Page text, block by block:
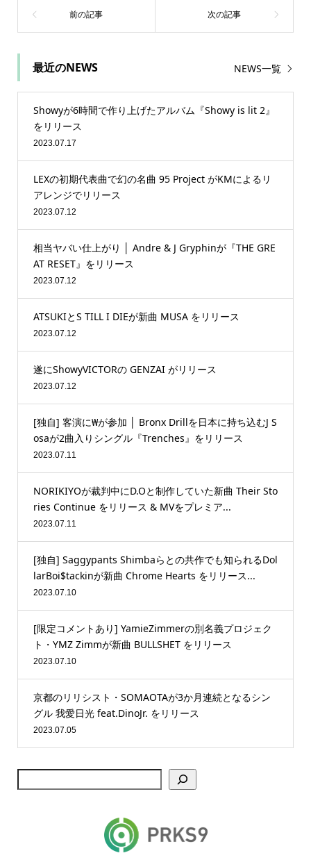
最近のNEWS NEWS一覧
Showyが6時間で作り上げたアルバム『Showy is lit 2』
をリリース
2023.07.17
LEXの初期代表曲で幻の名曲 95 Project がKMによるリ
アレンジでリリース
2023.07.12
相当ヤバい仕上がり │ Andre & J Gryphinが『THE GRE
AT RESET』をリリース
2023.07.12
ATSUKIとS TILL I DIEが新曲 MUSA をリリース
2023.07.12
遂にShowyVICTORの GENZAI がリリース
2023.07.12
[独自] 客演に₩が参加 │ Bronx Drillを日本に持ち込むJ S
osaが2曲入りシングル『Trenches』をリリース
2023.07.11
NORIKIYOが裁判中にD.Oと制作していた新曲 Their Sto
ries Continue をリリース & MVをプレミア...
2023.07.11
[独自] Saggypants Shimbaらとの共作でも知られるDol
larBoi$tackinが新曲 Chrome Hearts をリリース...
2023.07.10
[限定コメントあり] YamieZimmerの別名義プロジェク
ト・YMZ Zimmが新曲 BULLSHET をリリース
2023.07.10
京都のリリシスト・SOMAOTAが3か月連続となるシン
グル 我愛日光 feat.DinoJr. をリリース
2023.07.05